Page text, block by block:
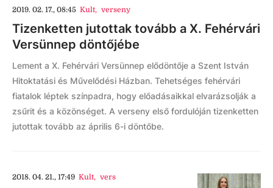
2019. 02. 17., 08:45 Kult, verseny
Tizenketten jutottak tovább a X. Fehérvári
Versünnep döntőjébe
Lement a X. Fehérvári Versünnep elődöntője a Szent István
Hitoktatási és Művelődési Házban. Tehetséges fehérvári
fiatalok léptek színpadra, hogy előadásaikkal elvarázsolják a
zsűrit és a közönséget. A verseny első fordulóján tizenketten
jutottak tovább az április 6-i döntőbe.
2018. 04. 21., 17:49 Kult, vers